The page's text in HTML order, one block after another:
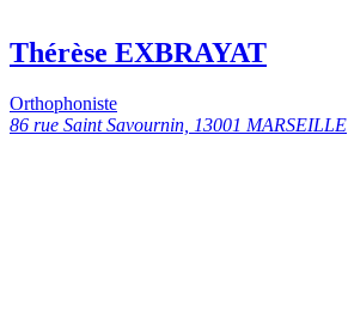
Thérèse EXBRAYAT
Orthophoniste
86 rue Saint Savournin, 13001 MARSEILLE